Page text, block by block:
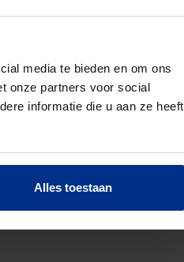
media te bieden en om ons
onze partners voor social
informatie die u aan ze heeft
Alles toestaan